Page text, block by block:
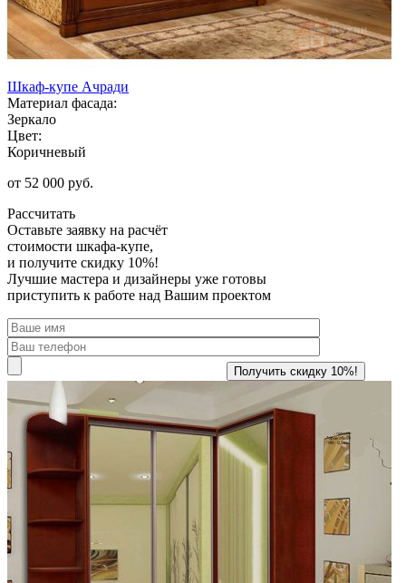
Шкаф-купе Ачради
Материал фасада:
Зеркало
Цвет:
Коричневый
от 52 000 руб.
Рассчитать
Оставьте заявку на расчёт
стоимости шкафа-купе,
и получите скидку 10%!
Лучшие мастера и дизайнеры уже готовы
приступить к работе над Вашим проектом